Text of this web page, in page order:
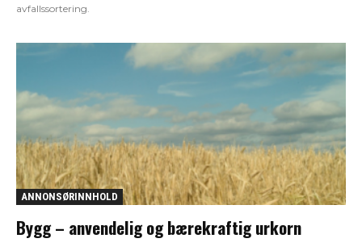
avfallssortering.
ANNONSØRINNHOLD
Bygg – anvendelig og bærekraftig urkorn